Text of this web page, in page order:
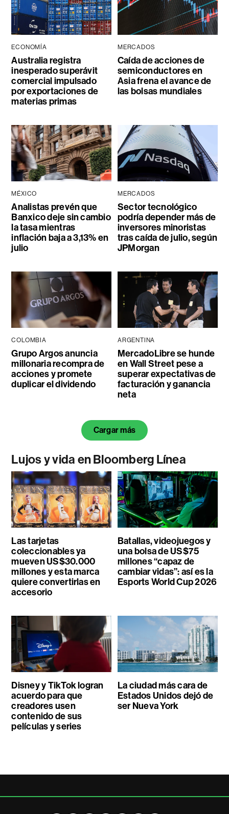
ECONOMÍA
Australia registra
inesperado superávit
comercial impulsado
por exportaciones de
materias primas
MERCADOS
Caída de acciones de
semiconductores en
Asia frena el avance de
las bolsas mundiales
MÉXICO
Analistas prevén que
Banxico deje sin cambio
la tasa mientras
inflación baja a 3,13% en
julio
MERCADOS
Sector tecnológico
podría depender más de
inversores minoristas
tras caída de julio, según
JPMorgan
COLOMBIA
Grupo Argos anuncia
millonaria recompra de
acciones y promete
duplicar el dividendo
ARGENTINA
MercadoLibre se hunde
en Wall Street pese a
superar expectativas de
facturación y ganancia
neta
Cargar más
Lujos y vida en Bloomberg Línea
Las tarjetas
coleccionables ya
mueven US$30.000
millones y esta marca
quiere convertirlas en
accesorio
Batallas, videojuegos y
una bolsa de US$75
millones “capaz de
cambiar vidas”: así es la
Esports World Cup 2026
Disney y TikTok logran
acuerdo para que
creadores usen
contenido de sus
películas y series
La ciudad más cara de
Estados Unidos dejó de
ser Nueva York